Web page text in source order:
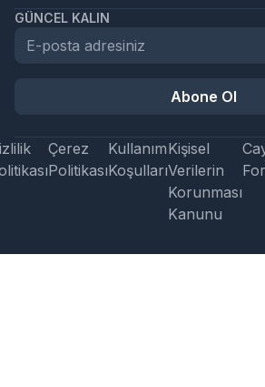
GÜNCEL KALIN
Abone Ol
Çerez
Politikası
Kullanım
Koşulları
Kişisel
Verilerin
Korunması
Kanunu